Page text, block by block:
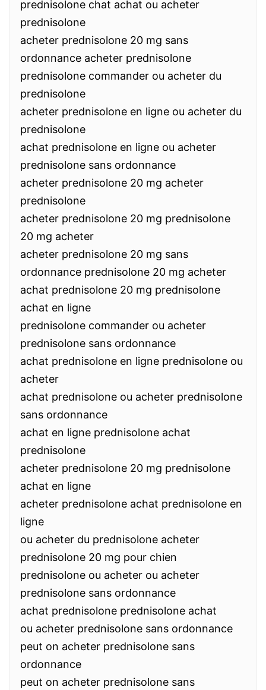
prednisolone chat achat ou acheter
prednisolone
acheter prednisolone 20 mg sans
ordonnance acheter prednisolone
prednisolone commander ou acheter du
prednisolone
acheter prednisolone en ligne ou acheter du
prednisolone
achat prednisolone en ligne ou acheter
prednisolone sans ordonnance
acheter prednisolone 20 mg acheter
prednisolone
acheter prednisolone 20 mg prednisolone
20 mg acheter
acheter prednisolone 20 mg sans
ordonnance prednisolone 20 mg acheter
achat prednisolone 20 mg prednisolone
achat en ligne
prednisolone commander ou acheter
prednisolone sans ordonnance
achat prednisolone en ligne prednisolone ou
acheter
achat prednisolone ou acheter prednisolone
sans ordonnance
achat en ligne prednisolone achat
prednisolone
acheter prednisolone 20 mg prednisolone
achat en ligne
acheter prednisolone achat prednisolone en
ligne
ou acheter du prednisolone acheter
prednisolone 20 mg pour chien
prednisolone ou acheter ou acheter
prednisolone sans ordonnance
achat prednisolone prednisolone achat
ou acheter prednisolone sans ordonnance
peut on acheter prednisolone sans
ordonnance
peut on acheter prednisolone sans